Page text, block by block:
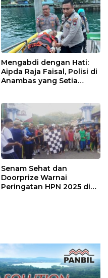
Mengabdi dengan Hati:
Aipda Raja Faisal, Polisi di
Anambas yang Setia
Senam Sehat dan
Doorprize Warnai
Peringatan HPN 2025 di